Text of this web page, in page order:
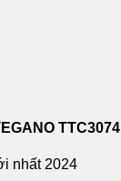
TTC3074
nhất 2024